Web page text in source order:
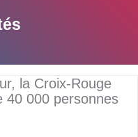
la Croix-Rouge
40 000 personnes